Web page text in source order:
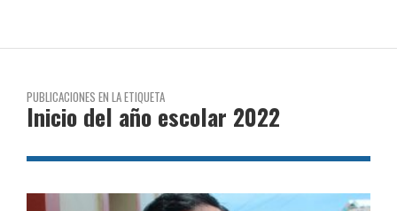
PUBLICACIONES EN LA ETIQUETA
Inicio del año escolar 2022